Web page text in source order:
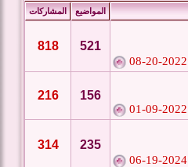
المواضيع المشاركات
08-20-2022
521
818
01-09-2022
156
216
06-19-2024
235
314